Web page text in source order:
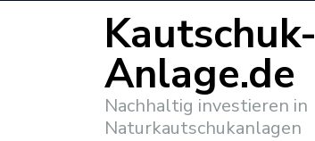
Kautschuk-
Anlage.de
Nachhaltig investieren in
Naturkautschukanlagen